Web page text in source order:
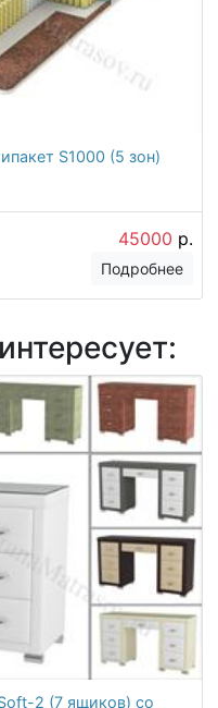
S1000 (5 зон)
45000 р.
Подробнее
2 (7 ящиков) со